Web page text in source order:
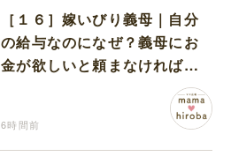
［１６］嫁いびり義母｜自分
の給与なのになぜ？義母にお
金が欲しいと頼まなければな
6時間前